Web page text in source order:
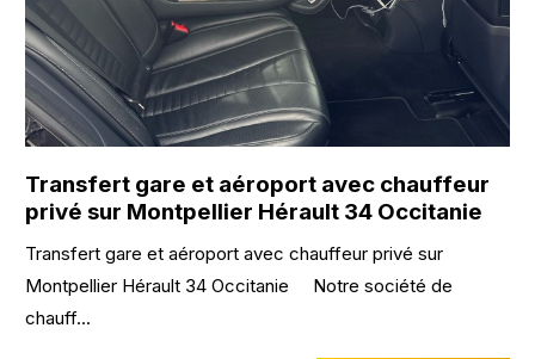
Transfert gare et aéroport avec chauffeur
privé sur Montpellier Hérault 34 Occitanie
Transfert gare et aéroport avec chauffeur privé sur
Montpellier Hérault 34 Occitanie Notre société de
chauff...